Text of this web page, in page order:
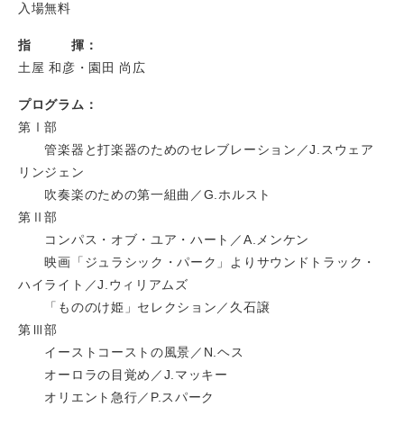
入場無料
指 揮：
土屋 和彦・園田 尚広
プログラム：
第Ⅰ部
管楽器と打楽器のためのセレブレーション／J.スウェア
リンジェン
吹奏楽のための第一組曲／G.ホルスト
第Ⅱ部
コンパス・オブ・ユア・ハート／A.メンケン
映画「ジュラシック・パーク」よりサウンドトラック・
ハイライト／J.ウィリアムズ
「もののけ姫」セレクション／久石譲
第Ⅲ部
イーストコーストの風景／N.ヘス
オーロラの目覚め／J.マッキー
オリエント急行／P.スパーク